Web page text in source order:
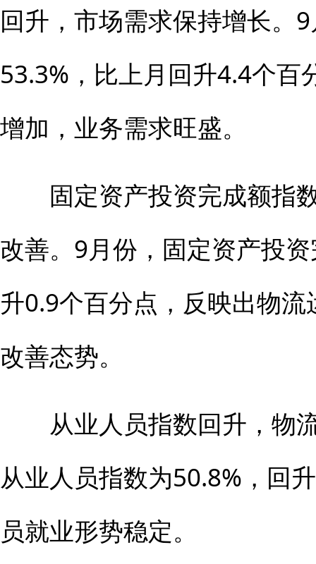
回升，市场需求保持增长。
53.3%，比上月回升4.4个百
增加，业务需求旺盛。
固定资产投资完成额指
改善。9月份，固定资产投
升0.9个百分点，反映出物
改善态势。
从业人员指数回升，物
从业人员指数为50.8%，回
员就业形势稳定。